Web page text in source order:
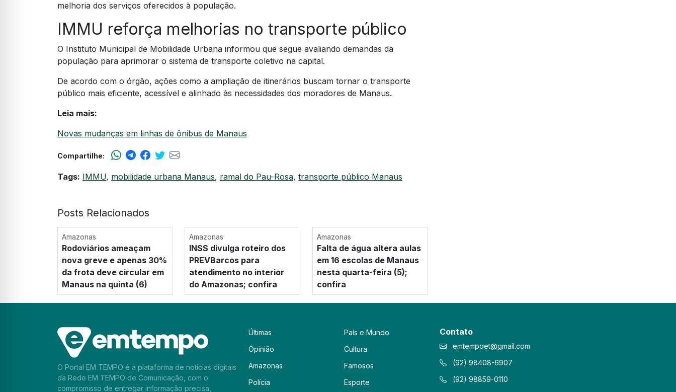
melhoria dos serviços oferecidos à população.
IMMU reforça melhorias no transporte público
O Instituto Municipal de Mobilidade Urbana informou que segue avaliando demandas da
população para aprimorar o sistema de transporte coletivo na capital.
De acordo com o órgão, ações como a ampliação de itinerários buscam tornar o transporte
público mais eficiente, acessível e alinhado às necessidades dos moradores de Manaus.
Leia mais:
Novas mudanças em linhas de ônibus de Manaus
Compartilhe:
Tags: IMMU, mobilidade urbana Manaus, ramal do Pau-Rosa, transporte público Manaus
Posts Relacionados
Amazonas
Rodoviários ameaçam
nova greve e apenas 30%
da frota deve circular em
Manaus na quinta (6)
Amazonas
INSS divulga roteiro dos
PREVBarcos para
atendimento no interior
do Amazonas; confira
Amazonas
Falta de água altera aulas
em 16 escolas de Manaus
nesta quarta-feira (5);
confira
O Portal EM TEMPO é a plataforma de notícias digitais
da Rede EM TEMPO de Comunicação, com o
compromisso de entregar informação precisa,
Últimas
Opinião
Amazonas
Polícia
País e Mundo
Cultura
Famosos
Esporte
Contato
emtempoet@gmail.com
(92) 98408-6907
(92) 98859-0110